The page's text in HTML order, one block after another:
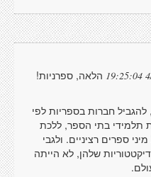
הלאה, ספרניות!
חברות בספריות לפי
תלמידי בתי הספר, ללכת
ספרים רציניים. ולגבי
שלהן, לא הייתה